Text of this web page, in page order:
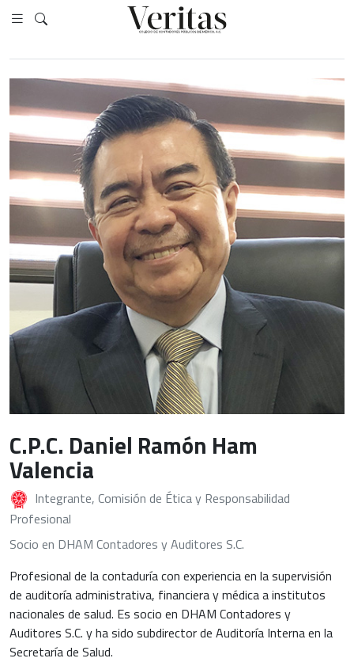
C.P.C. Daniel Ramón Ham
Valencia
Integrante, Comisión de Ética y Responsabilidad
Profesional
Socio en DHAM Contadores y Auditores S.C.
Profesional de la contaduría con experiencia en la supervisión
de auditoría administrativa, financiera y médica a institutos
nacionales de salud. Es socio en DHAM Contadores y
Auditores S.C. y ha sido subdirector de Auditoría Interna en la
Secretaría de Salud.